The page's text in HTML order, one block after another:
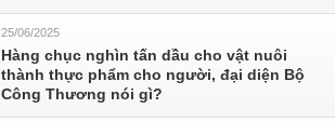
25/06/2025
Hàng chục nghìn tấn dầu cho vật nuôi
thành thực phẩm cho người, đại diện Bộ
Công Thương nói gì?